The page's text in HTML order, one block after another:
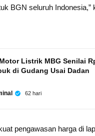
BGN seluruh Indonesia,”
Listrik MBG Senilai
di Gudang Usai Dadan
62 hari
pengawasan harga di